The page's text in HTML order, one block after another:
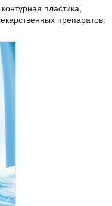
пластика,
препаратов.